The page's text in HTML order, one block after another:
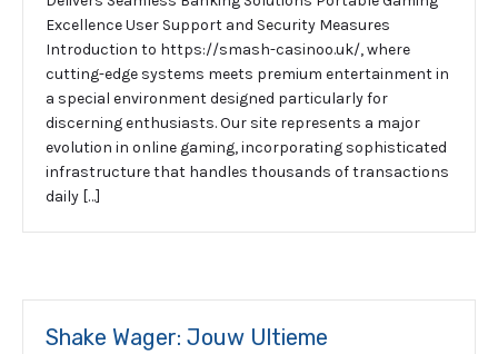
Excellence User Support and Security Measures
Introduction to https://smash-casinoo.uk/, where
cutting-edge systems meets premium entertainment in
a special environment designed particularly for
discerning enthusiasts. Our site represents a major
evolution in online gaming, incorporating sophisticated
infrastructure that handles thousands of transactions
daily […]
Shake Wager: Jouw Ultieme